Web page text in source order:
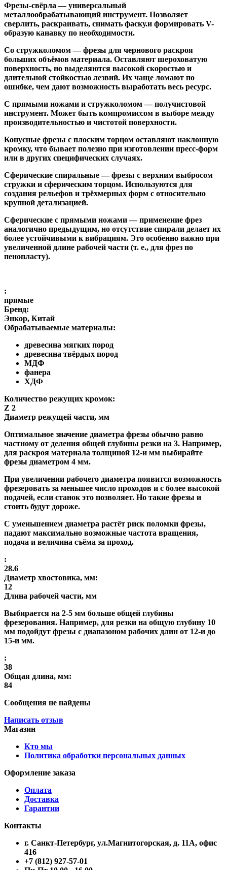
Фрезы-свёрла — универсальный
металлообрабатывающий инструмент. Позволяет
сверлить, раскраивать, снимать фаску.и формировать V-
образую канавку по необходимости.
Со стружколомом— фрезы для чернового раскроя
больших объёмов материала. Оставляют шероховатую
поверхность, но выделяются высокой скоростью и
длительной стойкостью лезвий. Их чаще ломают по
ошибке, чем дают возможность выработать весь ресурс.
С прямыми ножами и стружколомом— получистовой
инструмент. Может быть компромиссом в выборе между
производительностью и чистотой поверхности.
Конусные фрезы с плоским торцом оставляют наклонную
кромку, что бывает полезно при изготовлении пресс-форм
или в других специфических случаях.
Сферические спиральные— фрезы с верхним выбросом
стружки и сферическим торцом. Используются для
создания рельефов и трёхмерных форм с относительно
крупной детализацией.
Сферические с прямыми ножами— применение фрез
аналогично предыдущим, но отсутствие спирали делает их
более устойчивыми к вибрациям. Это особенно важно при
увеличенной длине рабочей части (т. е., для фрез по
пенопласту).
:
прямые
Бренд:
Энкор, Китай
Обрабатываемые материалы:
древесина мягких пород
древесина твёрдых пород
МДФ
фанера
ХДФ
Количество режущих кромок:
Z 2
Диаметр режущей части, мм
Оптимальное значение диаметра фрезы обычно равно
частному от деления общей глубины резки на 3. Например,
для раскроя материала толщиной 12-и мм выбирайте
фрезы диаметром 4 мм.
При увеличении рабочего диаметра появится возможность
фрезеровать за меньшее число проходов и с более высокой
подачей, если станок это позволяет. Но такие фрезы и
стоить будут дороже.
С уменьшением диаметра растёт риск поломки фрезы,
падают максимально возможные частота вращения,
подача и величина съёма за проход.
:
28.6
Диаметр хвостовика, мм:
12
Длина рабочей части, мм
Выбирается на 2-5 мм больше общей глубины
фрезерования. Например, для резки на общую глубину 10
мм подойдут фрезы с диапазоном рабочих длин от 12-и до
15-и мм.
:
38
Общая длина, мм:
84
Сообщения не найдены
Написать отзыв
Магазин
Кто мы
Политика обработки персональных данных
Оформление заказа
Оплата
Доставка
Гарантии
Контакты
г. Санкт-Петербург, ул.Магнитогорская, д. 11А, офис
416
+7 (812) 927-57-01